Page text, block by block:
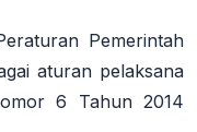
Pemerintah
aturan pelaksana
6 Tahun 2014